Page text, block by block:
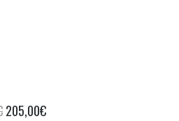
Il
205,00€Il